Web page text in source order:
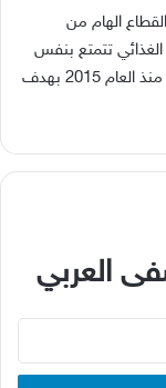
الهام من
تتمتع بنفس
الكفاءة والاعتماد الحاصلة عليها المختبرات الرئيسية منذ العام 2015 بهدف
العربي